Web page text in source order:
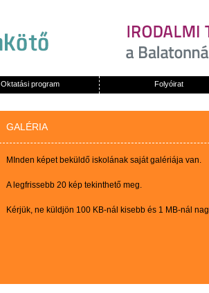
Oktatási program Folyóirat
GALÉRIA
MInden képet beküldő iskolának saját galériája van.
A legfrissebb 20 kép tekinthető meg.
Kérjük, ne küldjön 100 KB-nál kisebb és 1 MB-nál